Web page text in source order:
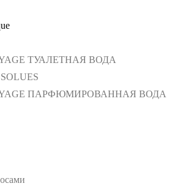
ТУАЛЕТНАЯ ВОДА
ПАРФЮМИРОВАННАЯ ВОДА